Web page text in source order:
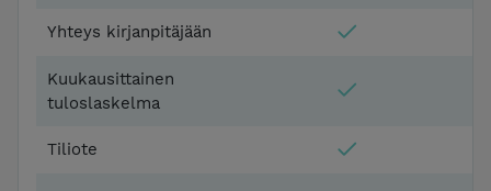
Yhteys kirjanpitäjään
Kuukausittainen
tuloslaskelma
Tiliote